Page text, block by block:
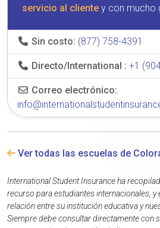
servicio al cliente y con mucho
Sin costo: (877) 758-4391
Directo/International : +1
Correo electrónico:
Ver todas las escuelas de
International Student Insurance ha
recurso para estudiantes internacionales,
relación entre su institución educativa y
Siempre debe consultar directamente con